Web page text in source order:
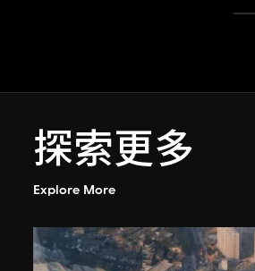
探索更多
Explore More